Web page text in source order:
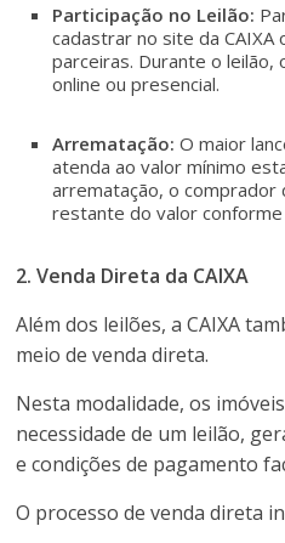
Participação no Leilão:
cadastrar no site da
parceiras. Durante o
online ou presencial.
Arrematação: O maior
atenda ao valor mínimo
arrematação, o comprador
restante do valor
2. Venda Direta da CAIXA
Além dos leilões, a CAIXA
meio de venda direta.
Nesta modalidade, os
necessidade de um leilão,
e condições de pagamento
O processo de venda direta